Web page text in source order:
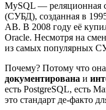
MySQL — реляционная
(СУБД), созданная в
AB. В 2008 году её
Oracle. Несмотря на
из самых популярных
Почему? Потому что она
документирована и
есть PostgreSQL, есть
это стандарт де-факто